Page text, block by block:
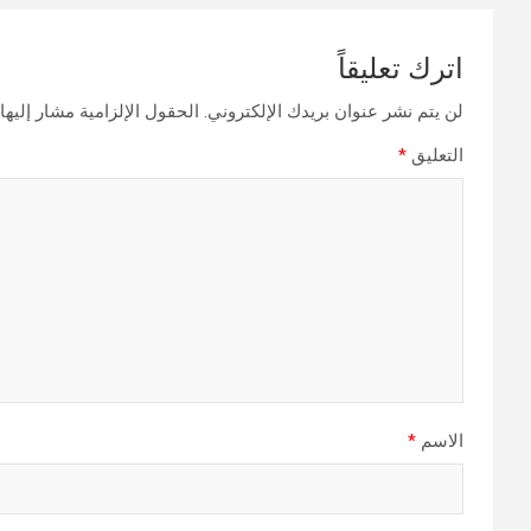
اترك تعليقاً
لن يتم نشر عنوان بريدك الإلكتروني. الحقول الإلزامية مشار
التعليق *
الاسم *